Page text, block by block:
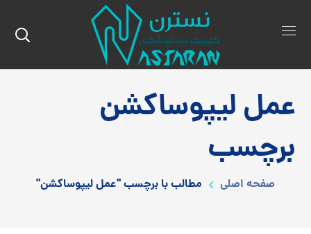
عمل لیپوساکشن
برچسب
صفحه اصلی مطالب با برچسب "عمل لیپوساکشن"